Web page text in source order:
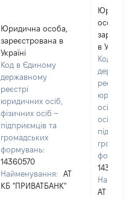
Юридична особа,
зареєстрована в
Україні
Код в Єдиному
державному
реєстрі
юридичних осіб,
фізичних осіб –
підприємців та
громадських
формувань:
14360570
Найменування:
АТ
КБ "ПРИВАТБАНК"
особа,
в Україні
Код в
реєстрі
осіб,
осіб –
14360570
АТ КБ